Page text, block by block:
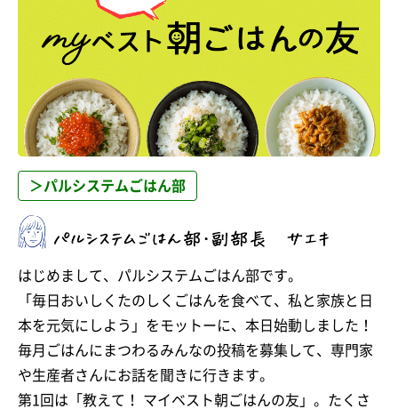
＞パルシステムごはん部
はじめまして、パルシステムごはん部です。
「毎日おいしくたのしくごはんを食べて、私と家族と日
本を元気にしよう」をモットーに、本日始動しました！
毎月ごはんにまつわるみんなの投稿を募集して、専門家
や生産者さんにお話を聞きに行きます。
第1回は「教えて！ マイベスト朝ごはんの友」。たくさ